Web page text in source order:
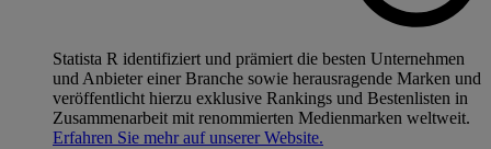
Statista R identifiziert und prämiert die besten Unternehmen
und Anbieter einer Branche sowie herausragende Marken und
veröffentlicht hierzu exklusive Rankings und Bestenlisten in
Zusammenarbeit mit renommierten Medienmarken weltweit.
Erfahren Sie mehr auf unserer Website.